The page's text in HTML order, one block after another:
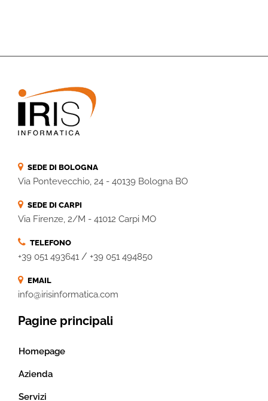
SEDE DI BOLOGNA
Via Pontevecchio, 24 - 40139 Bologna BO
SEDE DI CARPI
Via Firenze, 2/M - 41012 Carpi MO
TELEFONO
+39 051 493641 / +39 051 494850
EMAIL
info@irisinformatica.com
Pagine principali
Homepage
Azienda
Servizi